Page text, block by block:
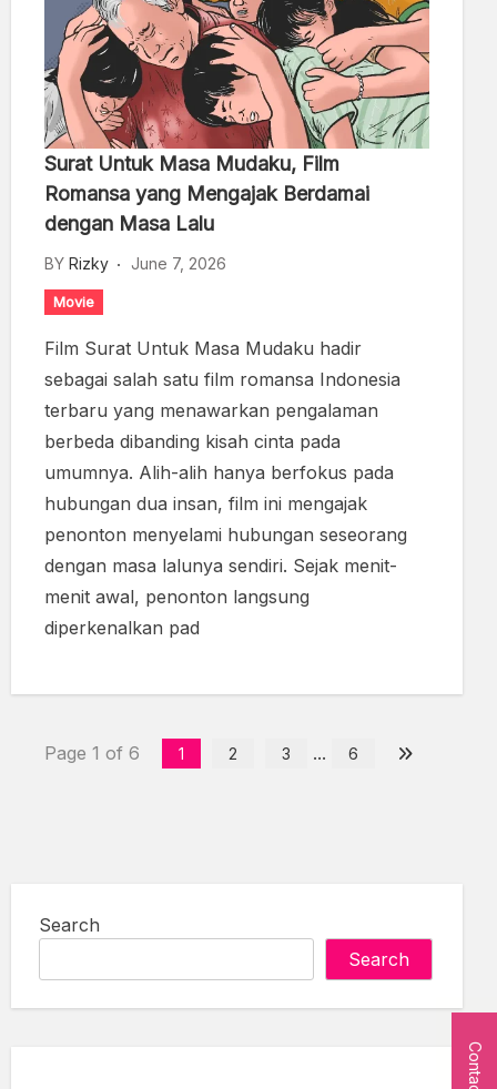
Surat Untuk Masa Mudaku, Film
Romansa yang Mengajak Berdamai
dengan Masa Lalu
BY Rizky June 7, 2026
Movie
Film Surat Untuk Masa Mudaku hadir
sebagai salah satu film romansa Indonesia
terbaru yang menawarkan pengalaman
berbeda dibanding kisah cinta pada
umumnya. Alih-alih hanya berfokus pada
hubungan dua insan, film ini mengajak
penonton menyelami hubungan seseorang
dengan masa lalunya sendiri. Sejak menit-
menit awal, penonton langsung
diperkenalkan pad
Page 1 of 6 1 2 3 ... 6
Search
Search